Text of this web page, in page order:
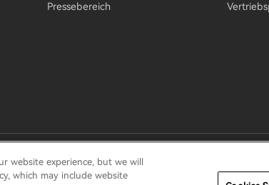
Pressebereich
Nutzungsbedingungen
Verkaufen Sie meine
website experience, but we will
which may include website